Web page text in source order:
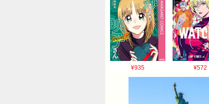
¥935 ¥572